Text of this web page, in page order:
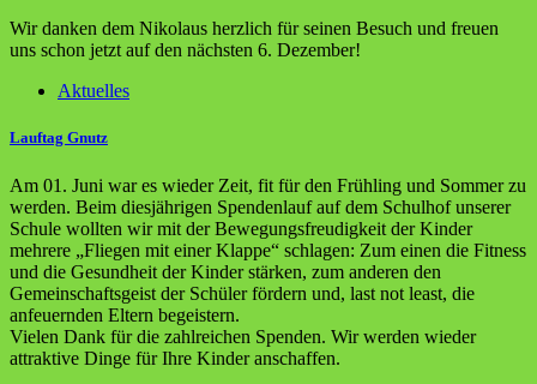
Wir danken dem Nikolaus herzlich für seinen Besuch und freuen
uns schon jetzt auf den nächsten 6. Dezember!
Aktuelles
Lauftag Gnutz
Am 01. Juni war es wieder Zeit, fit für den Frühling und Sommer zu
werden. Beim diesjährigen Spendenlauf auf dem Schulhof unserer
Schule wollten wir mit der Bewegungsfreudigkeit der Kinder
mehrere „Fliegen mit einer Klappe“ schlagen: Zum einen die Fitness
und die Gesundheit der Kinder stärken, zum anderen den
Gemeinschaftsgeist der Schüler fördern und, last not least, die
anfeuernden Eltern begeistern.
Vielen Dank für die zahlreichen Spenden. Wir werden wieder
attraktive Dinge für Ihre Kinder anschaffen.